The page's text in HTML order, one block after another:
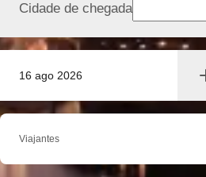
16 ago 2026
Cidade de chegada
Viajantes